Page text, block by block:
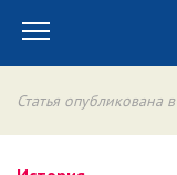
Статья опубликована в